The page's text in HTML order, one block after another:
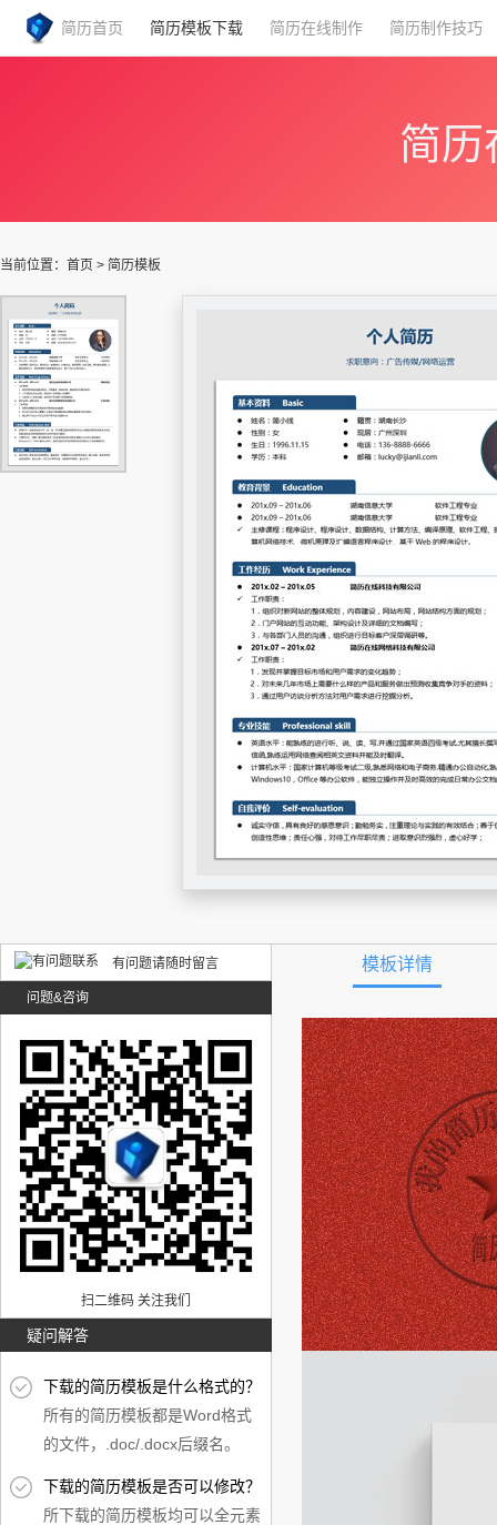
简历首页 简历模板下载 简历在线制作 简历制作技巧
简历
当前位置： 首页 > 简历模板
有问题请随时留言
问题&咨询
扫二维码 关注我们
疑问解答
下载的简历模板是什么格式的？
所有的简历模板都是Word格式
的文件，.doc/.docx后缀名。
下载的简历模板是否可以修改？
所下载的简历模板均可以全元素
模板详情